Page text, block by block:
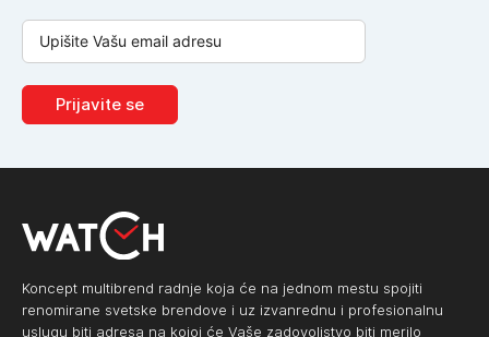
Prijavite se
Koncept multibrend radnje koja će na jednom mestu spojiti
renomirane svetske brendove i uz izvanrednu i profesionalnu
uslugu biti adresa na kojoj će Vaše zadovoljstvo biti merilo